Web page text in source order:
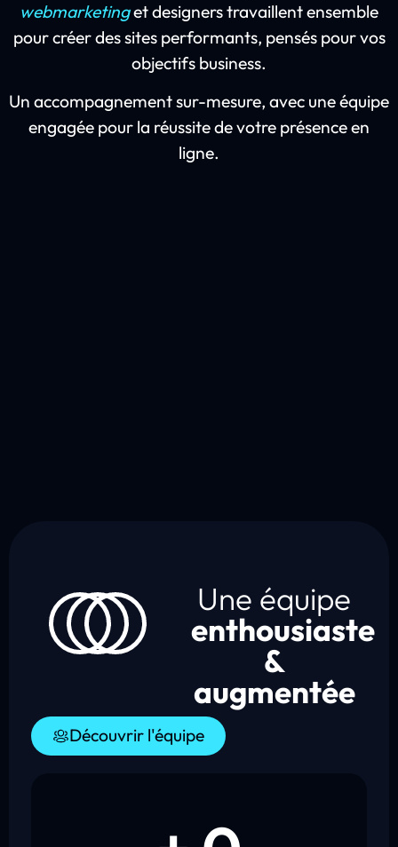
webmarketinget designers travaillent ensemble
pour créer des sites performants, pensés pour vos
objectifs business.
Un accompagnement sur-mesure, avec une équipe
engagée pour la réussite de votre présence en
ligne.
Une équipe
enthousiaste
&
augmentée
Découvrir l'équipe